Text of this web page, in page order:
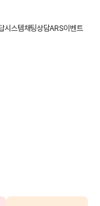
시스템채팅상담ARS이벤트